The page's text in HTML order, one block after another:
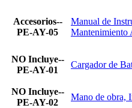
Accesorios--
PE-AY-05
Manual de
Mantenimiento
NO Incluye--
PE-AY-01
Cargador de
NO Incluye--
PE-AY-02
Mano de obra,